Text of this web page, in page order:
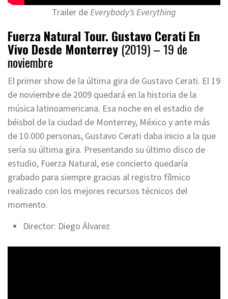
Trailer deEverybody’s Everything
Fuerza Natural Tour. Gustavo Cerati En
Vivo Desde Monterrey (2019) – 19 de
noviembre
El primer show de la última gira de Gustavo Cerati. El 19
de noviembre de 2009 quedará en la historia de la
música latinoamericana. Esa noche en el estadio de
béisbol de la ciudad de Monterrey, México y ante más
de 10.000 personas, Gustavo Cerati daba inicio a la que
sería su última gira. Presentando su último disco de
estudio, Fuerza Natural, ese concierto quedaría
grabado para siempre gracias al registro fílmico
realizado con los mejores recursos técnicos del
momento.
Director: Diego Álvarez